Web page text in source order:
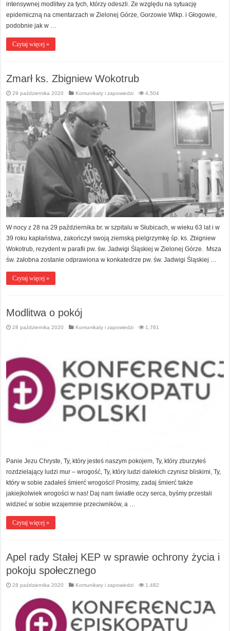
intensywnej modlitwy za tych, którzy odeszli. Ze względu na sytuację
epidemiczną na cmentarzach w Zielonej Górze, Gorzowie Wlkp. i Głogowie,
podobnie jak w …
Czytaj więcej »
Zmarł ks. Zbigniew Wokotrub
29 października 2020 Komunikaty i zapowiedzi 4,504
W nocy z 28 na 29 października br. w szpitalu w Słubicach, w wieku 63 lat i w
39 roku kapłaństwa, zakończył swoją ziemską pielgrzymkę śp. ks. Zbigniew
Wokotrub, rezydent w parafii pw. św. Jadwigi Śląskiej w Zielonej Górze. Msza
św. żałobna zostanie odprawiona w konkatedrze pw. św. Jadwigi Śląskiej …
Czytaj więcej »
Modlitwa o pokój
28 października 2020 Komunikaty i zapowiedzi 1,761
Panie Jezu Chryste, Ty, który jesteś naszym pokojem, Ty, który zburzyłeś
rozdzielający ludzi mur – wrogość, Ty, który ludzi dalekich czynisz bliskimi, Ty,
który w sobie zadałeś śmierć wrogości! Prosimy, zadaj śmierć także
jakiejkolwiek wrogości w nas! Daj nam światłe oczy serca, byśmy przestali
widzieć w sobie wzajemnie przeciwników, a …
Czytaj więcej »
Apel rady Stałej KEP w sprawie ochrony życia i
pokoju społecznego
28 października 2020 Komunikaty i zapowiedzi 1,482